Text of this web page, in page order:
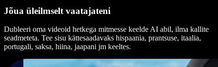
Jõua üleilmselt vaatajateni
Dubleeri oma videoid hetkega mitmesse keelde AI abil, ilma kallite
seadmeteta. Tee sisu kättesaadavaks hispaania, prantsuse, itaalia,
portugali, saksa, hiina, jaapani jm keeltes.